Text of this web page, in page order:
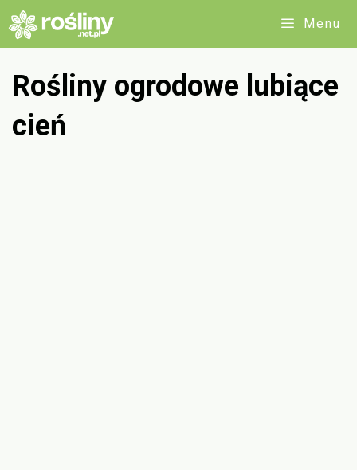
Przejdź
do
Menu
Rośliny ogrodowe lubiące
cień